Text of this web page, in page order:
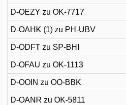
D-OEZY zu OK-7717
D-OAHK (1) zu PH-UBV
D-ODFT zu SP-BHI
D-OFAU zu OK-1113
D-OOIN zu OO-BBK
D-OANR zu OK-5811